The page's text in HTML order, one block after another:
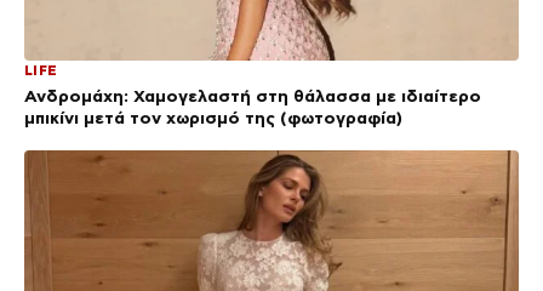
LIFE
Ανδρομάχη: Χαμογελαστή στη θάλασσα με ιδιαίτερο
μπικίνι μετά τον χωρισμό της (φωτογραφία)